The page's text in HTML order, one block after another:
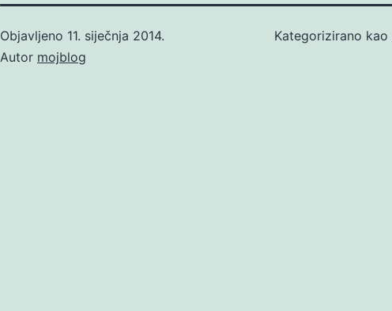
Objavljeno 11. siječnja 2014.
Autor mojblog
Kategorizirano kao